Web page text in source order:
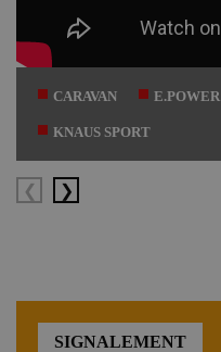
CARAVAN E.POWER
KNAUS SPORT
SIGNALEMENT